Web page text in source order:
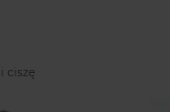
ciszę